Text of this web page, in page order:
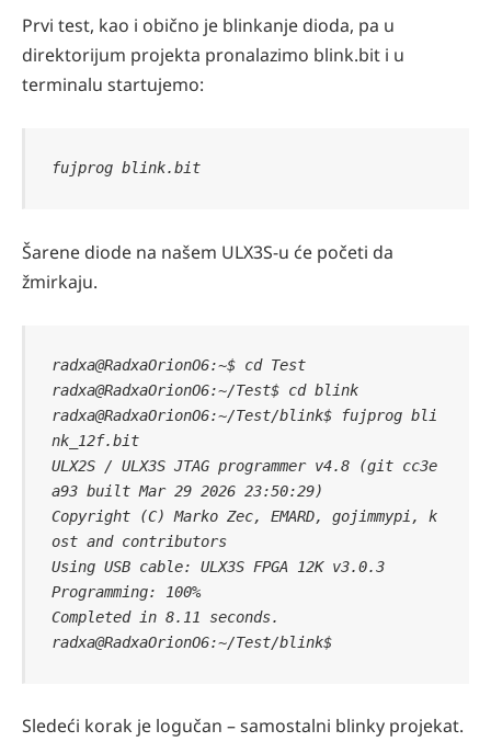
Prvi test, kao i obično je blinkanje dioda, pa u
direktorijum projekta pronalazimo blink.bit i u
terminalu startujemo:
fujprog blink.bit
Šarene diode na našem ULX3S-u će početi da
žmirkaju.
radxa@RadxaOrionO6:~$ cd Test
radxa@RadxaOrionO6:~/Test$ cd blink
radxa@RadxaOrionO6:~/Test/blink$ fujprog bli
nk_12f.bit
ULX2S / ULX3S JTAG programmer v4.8 (git cc3e
a93 built Mar 29 2026 23:50:29)
Copyright (C) Marko Zec, EMARD, gojimmypi, k
ost and contributors
Using USB cable: ULX3S FPGA 12K v3.0.3
Programming: 100%
Completed in 8.11 seconds.
radxa@RadxaOrionO6:~/Test/blink$
Sledeći korak je logučan – samostalni blinky projekat.